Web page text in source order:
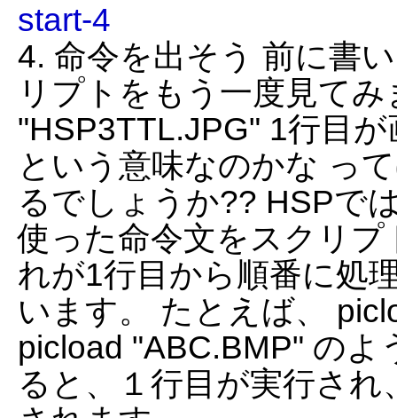
start-4
4. 命令を出そう 前に書
リプトをもう一度見て
"HSP3TTL.JPG" 1行目
という意味なのかな っ
るでしょうか?? HSPで
使った命令文をスクリ
れが1行目から順番に処
います。 たとえば、
picload "ABC.BMP" のよ
ると、１行目が実行さ